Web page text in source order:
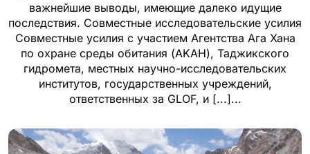
важнейшие выводы, имеющие далеко идущие
последствия. Совместные исследовательские усилия
Совместные усилия с участием Агентства Ага Хана
по охране среды обитания (AKAH), Таджикского
гидромета, местных научно-исследовательских
институтов, государственных учреждений,
ответственных за GLOF, и [...]...